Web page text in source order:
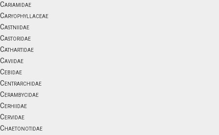
Cariamidae
Caryophyllaceae
Castniidae
Castoridae
Cathartidae
Caviidae
Cebidae
Centrarchidae
Cerambycidae
Cerhiidae
Cervidae
Chaetonotidae